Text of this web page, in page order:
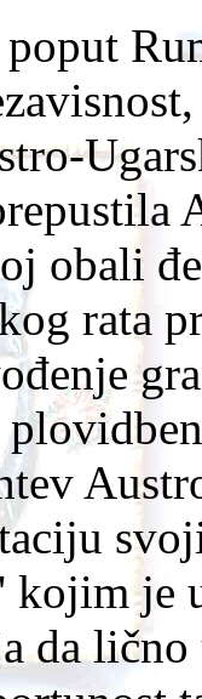
obali
rata
kojim je
da